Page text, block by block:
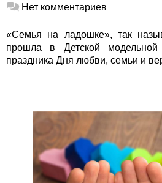
Нет комментариев
«Семья на ладошке», так
прошла в Детской модельной
праздника Дня любви, семьи и